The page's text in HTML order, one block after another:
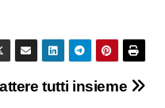
tutti insieme